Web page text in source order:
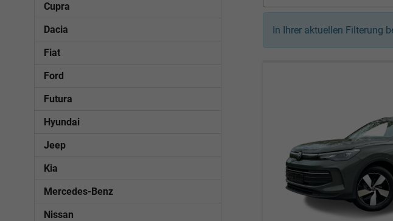
In Ihrer aktuellen Filterung
Cupra
Dacia
Fiat
Ford
Futura
Hyundai
Jeep
Kia
Mercedes-Benz
Nissan